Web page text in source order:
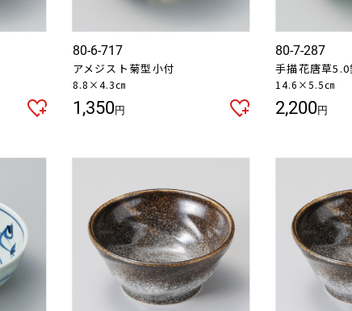
80-6-717
アメジスト菊型小付
8.8×4.3㎝
1,350円
80-7-287
手描花唐草5.0
14.6×5.5㎝
2,200円